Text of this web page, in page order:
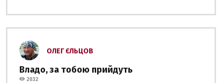
ОЛЕГ ЄЛЬЦОВ
Владо, за тобою прийдуть
2032